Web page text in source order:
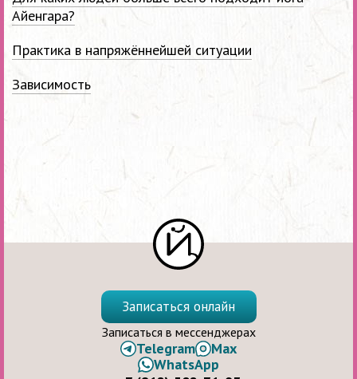
Айенгара?
Практика в напряжённейшей ситуации
Зависимость
Записаться онлайн
Записаться в мессенджерах
Telegram
Max
WhatsApp